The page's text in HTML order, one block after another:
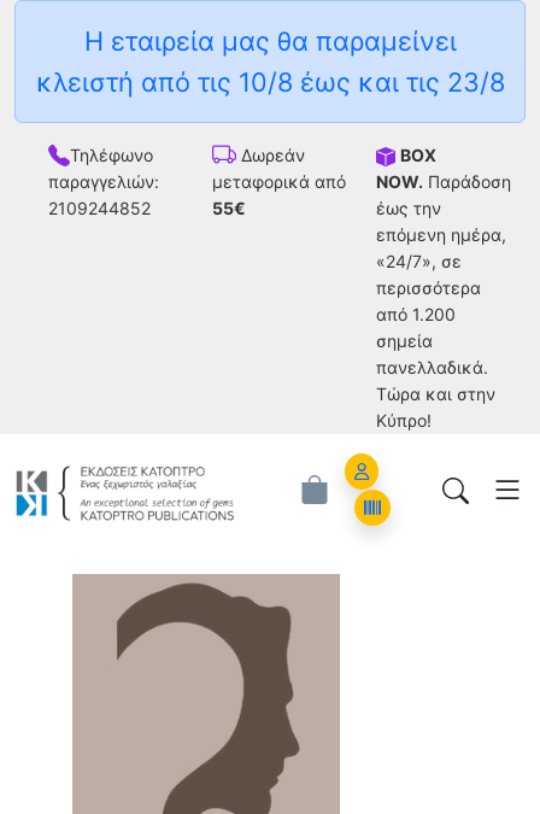
Η εταιρεία μας θα παραμείνει
κλειστή από τις 10/8 έως και τις 23/8
Τηλέφωνο
παραγγελιών:
2109244852
Δωρεάν
μεταφορικά από
55€
BOX
NOW. Παράδοση
έως την
επόμενη ημέρα,
«24/7», σε
περισσότερα
από 1.200
σημεία
πανελλαδικά.
Tώρα και στην
Κύπρο!
Account
Orders
Brian Everitt